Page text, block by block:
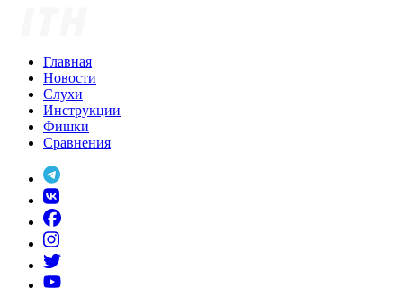
Главная
Новости
Слухи
Инструкции
Фишки
Сравнения